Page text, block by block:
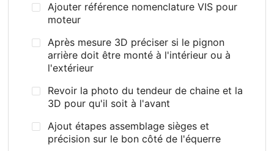
Ajouter référence nomenclature VIS pour
moteur
Après mesure 3D préciser si le pignon
arrière doit être monté à l'intérieur ou à
l'extérieur
Revoir la photo du tendeur de chaine et la
3D pour qu'il soit à l'avant
Ajout étapes assemblage sièges et
précision sur le bon côté de l'équerre